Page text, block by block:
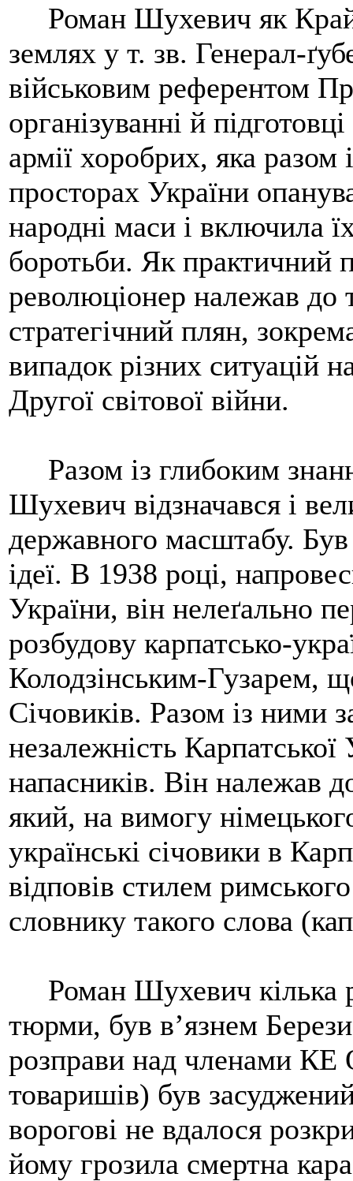
Роман Шухевич як
землях у т. зв. Генерал-
військовим референтом
організуванні й
армії хоробрих, яка
просторах України
народні маси і включила
боротьби. Як практичний
революціонер належав до
стратегічний плян,
випадок різних ситуацій
Другої світової війни.
Разом із глибоким
Шухевич відзначався і
державного масштабу.
ідеї. В 1938 році,
України, він нелеґально
розбудову карпатсько-
Колодзінським-Гузарем,
Січовиків. Разом із ними
незалежність Карпатської
напасників. Він належав
який, на вимогу
українські січовики в
відповів стилем
словнику такого слова
Роман Шухевич кілька
тюрми, був в’язнем Берези
розправи над членами
товаришів) був
ворогові не вдалося
йому грозила смертна